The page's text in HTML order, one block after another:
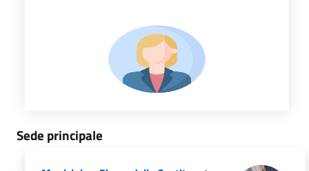
Sede principale